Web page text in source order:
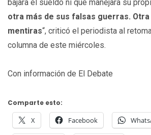
bajara el sueldo ni que manejara su
otra más de sus falsas guerras. Otra
mentiras“, criticó el periodista al
columna de este miércoles.
Con información de El Debate
Comparte esto:
X Facebook